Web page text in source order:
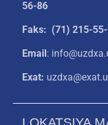
56-86
Faks: (71) 215-
Email:
Exat:
LOKATSIYA